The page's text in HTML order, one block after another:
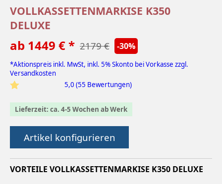
VOLLKASSETTENMARKISE K350
DELUXE
ab 1449 € * 2179 € -30%
*Aktionspreis inkl. MwSt, inkl. 5% Skonto bei Vorkasse zzgl.
Versandkosten
5,0 (55 Bewertungen)
Lieferzeit: ca. 4-5 Wochen ab Werk
Artikel konfigurieren
VORTEILE VOLLKASSETTENMARKISE K350 DELUXE